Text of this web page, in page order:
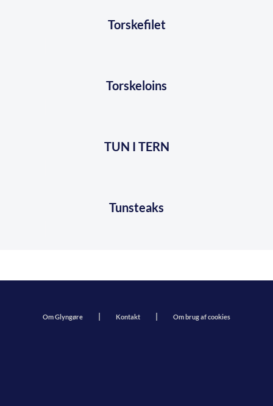
Torskefilet
Torskeloins
TUN I TERN
Tunsteaks
Om Glyngøre Kontakt Om brug af cookies